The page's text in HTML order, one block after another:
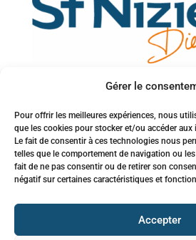
Gérer le
Pour offrir les meilleures expériences, nous
que les cookies pour stocker et/ou accéder
Le fait de consentir à ces technologies nous
telles que le comportement de navigation ou
fait de ne pas consentir ou de retirer son
négatif sur certaines caractéristiques et
Accepter